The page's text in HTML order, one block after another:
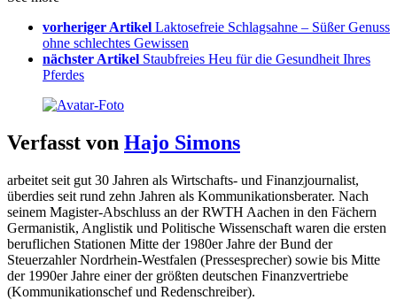
vorheriger Artikel Laktosefreie Schlagsahne – Süßer Genuss
ohne schlechtes Gewissen
nächster Artikel Staubfreies Heu für die Gesundheit Ihres
Pferdes
Verfasst von Hajo Simons
arbeitet seit gut 30 Jahren als Wirtschafts- und Finanzjournalist,
überdies seit rund zehn Jahren als Kommunikationsberater. Nach
seinem Magister-Abschluss an der RWTH Aachen in den Fächern
Germanistik, Anglistik und Politische Wissenschaft waren die ersten
beruflichen Stationen Mitte der 1980er Jahre der Bund der
Steuerzahler Nordrhein-Westfalen (Pressesprecher) sowie bis Mitte
der 1990er Jahre einer der größten deutschen Finanzvertriebe
(Kommunikationschef und Redenschreiber).